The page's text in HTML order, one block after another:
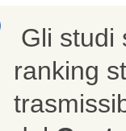
Gli studi
ranking